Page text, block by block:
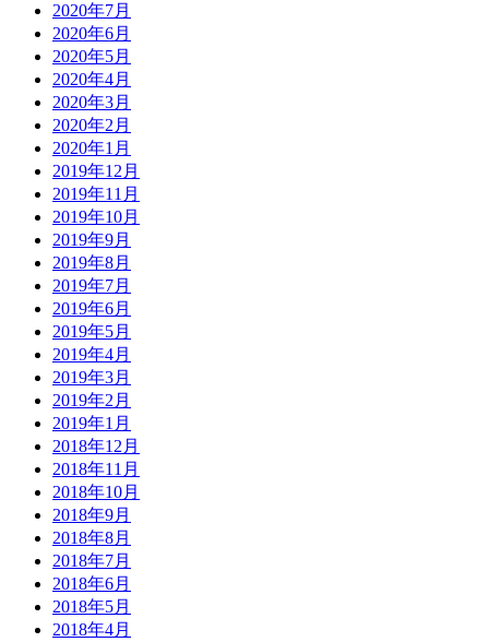
2020年7月
2020年6月
2020年5月
2020年4月
2020年3月
2020年2月
2020年1月
2019年12月
2019年11月
2019年10月
2019年9月
2019年8月
2019年7月
2019年6月
2019年5月
2019年4月
2019年3月
2019年2月
2019年1月
2018年12月
2018年11月
2018年10月
2018年9月
2018年8月
2018年7月
2018年6月
2018年5月
2018年4月